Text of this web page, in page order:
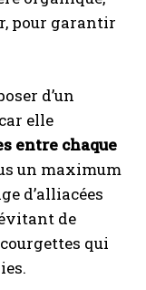
pour garantir
d’un
elle
entre chaque
un maximum
d’alliacées
de
qui